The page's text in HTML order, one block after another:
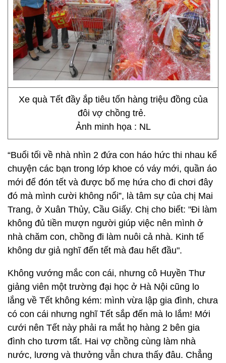
Xe quà Tết đầy ắp tiêu tốn hàng triệu đồng của
đôi vợ chồng trẻ.
Ảnh minh họa : NL
“Buổi tối về nhà nhìn 2 đứa con háo hức thi nhau kể
chuyện các bạn trong lớp khoe có váy mới, quần áo
mới để đón tết và được bố mẹ hứa cho đi chơi đây
đó mà mình cười không nổi”, là tâm sự của chị Mai
Trang, ở Xuân Thủy, Cầu Giấy. Chị cho biết: "Đi làm
không đủ tiền mượn người giúp việc nên mình ở
nhà chăm con, chồng đi làm nuôi cả nhà. Kinh tế
không dư giả nghĩ đến tết mà đau hết đầu".
Không vướng mắc con cái, nhưng cô Huyền Thư
giảng viên một trường đại học ở Hà Nội cũng lo
lắng về Tết không kém: mình vừa lập gia đình, chưa
có con cái nhưng nghĩ Tết sắp đến mà lo lắm! Mới
cưới nên Tết này phải ra mắt họ hàng 2 bên gia
đình cho tươm tất. Hai vợ chồng cùng làm nhà
nước, lương và thưởng vẫn chưa thấy đâu. Chẳng